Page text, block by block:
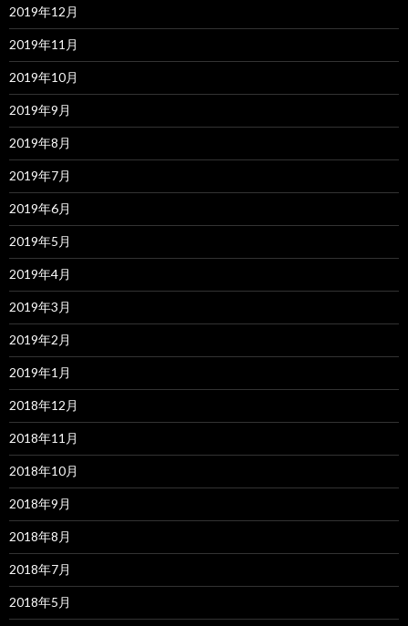
2019年12月
2019年11月
2019年10月
2019年9月
2019年8月
2019年7月
2019年6月
2019年5月
2019年4月
2019年3月
2019年2月
2019年1月
2018年12月
2018年11月
2018年10月
2018年9月
2018年8月
2018年7月
2018年5月